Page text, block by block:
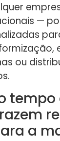
—
ou
tempo
a